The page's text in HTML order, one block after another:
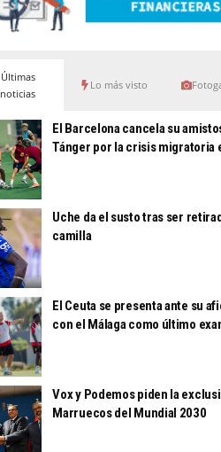
Últimas
noticias
Lo más visto
El Barcelona cancela su
Tánger por la crisis migratoria
Uche da el susto tras ser
camilla
El Ceuta se presenta ante su
con el Málaga como último
Vox y Podemos piden la
Marruecos del Mundial 2030